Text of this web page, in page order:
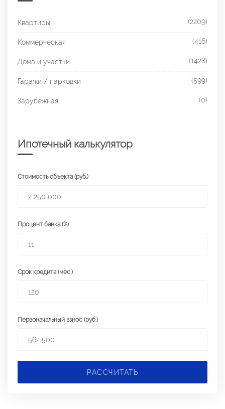
Квартиры (2209)
Коммерческая (416)
Дома и участки (1428)
Гаражи / парковки (599)
Зарубежная (0)
Ипотечный калькулятор
Стоимость объекта (руб.)
Процент банка (%)
Срок кредита (мес.)
Первоначальный взнос (руб.)
РАССЧИТАТЬ